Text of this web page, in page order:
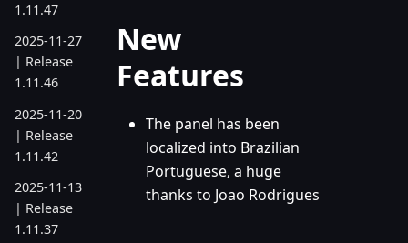
1.11.47
2025-11-27
| Release
1.11.46
2025-11-20
| Release
1.11.42
2025-11-13
| Release
1.11.37
New
Features
The panel has been
localized into Brazilian
Portuguese, a huge
thanks to Joao Rodrigues